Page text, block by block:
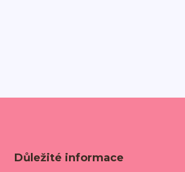
Důležité informace